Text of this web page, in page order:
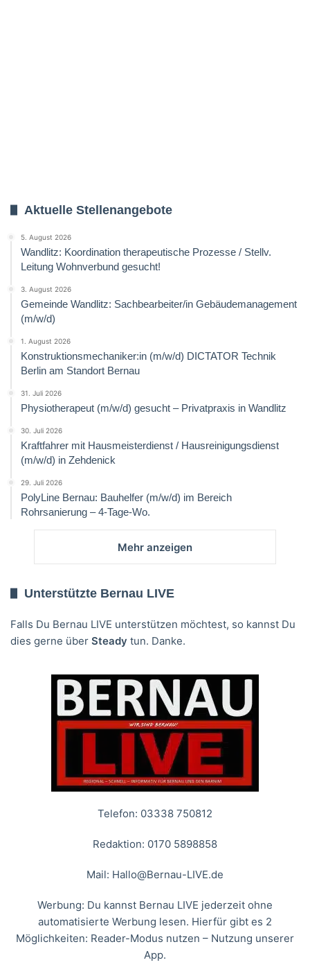
Aktuelle Stellenangebote
5. August 2026
Wandlitz: Koordination therapeutische Prozesse / Stellv.
Leitung Wohnverbund gesucht!
3. August 2026
Gemeinde Wandlitz: Sachbearbeiter/in Gebäudemanagement
(m/w/d)
1. August 2026
Konstruktionsmechaniker:in (m/w/d) DICTATOR Technik
Berlin am Standort Bernau
31. Juli 2026
Physiotherapeut (m/w/d) gesucht – Privatpraxis in Wandlitz
30. Juli 2026
Kraftfahrer mit Hausmeisterdienst / Hausreinigungsdienst
(m/w/d) in Zehdenick
29. Juli 2026
PolyLine Bernau: Bauhelfer (m/w/d) im Bereich
Rohrsanierung – 4-Tage-Wo.
Mehr anzeigen
Unterstützte Bernau LIVE
Falls Du Bernau LIVE unterstützen möchtest, so kannst Du
dies gerne über Steady tun. Danke.
Telefon: 03338 750812
Redaktion: 0170 5898858
Mail: Hallo@Bernau-LIVE.de
Werbung: Du kannst Bernau LIVE jederzeit ohne
automatisierte Werbung lesen. Hierfür gibt es 2
Möglichkeiten: Reader-Modus nutzen – Nutzung unserer
App.